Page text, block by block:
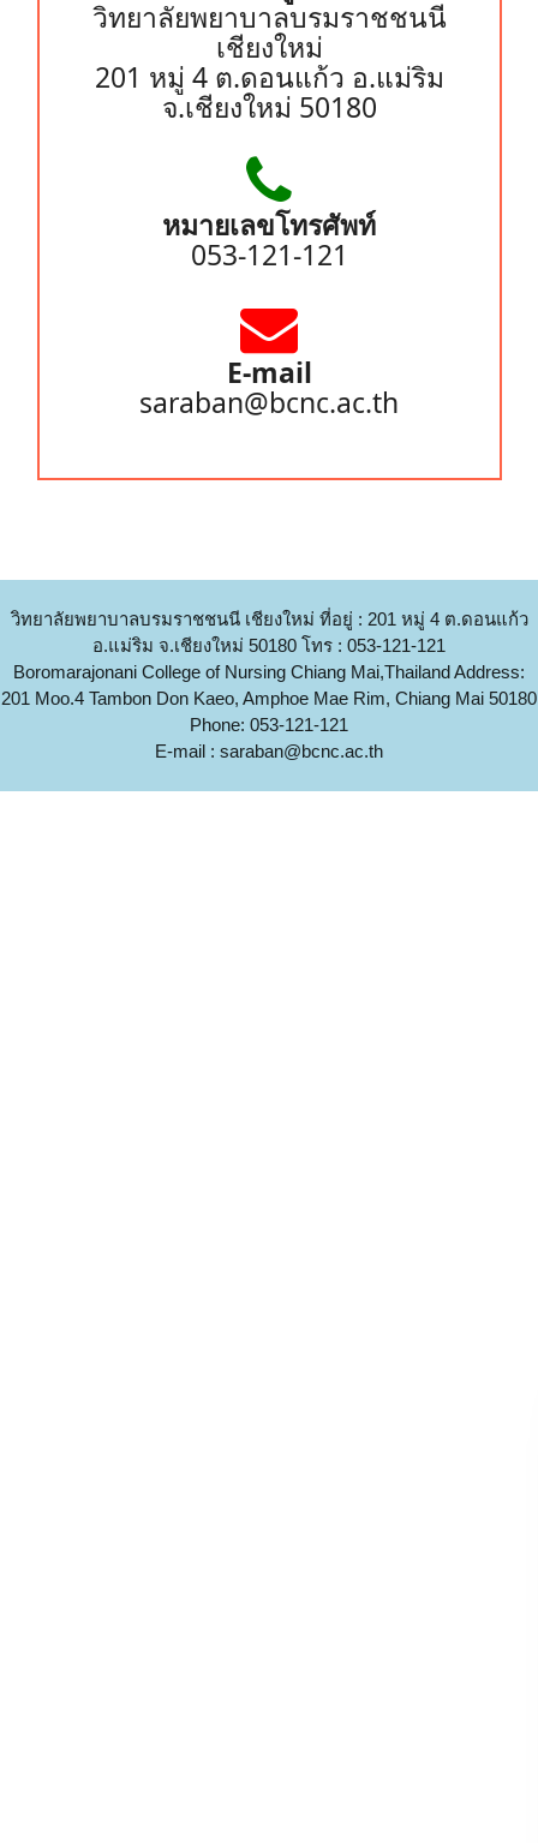
วิทยาลัยพยาบาลบรมราชชนนี
เชียงใหม่
201 หมู่ 4 ต.ดอนแก้ว อ.แม่ริม
จ.เชียงใหม่ 50180
หมายเลขโทรศัพท์
053-121-121
E-mail
saraban@bcnc.ac.th
วิทยาลัยพยาบาลบรมราชชนนี เชียงใหม่ ที่อยู่ : 201 หมู่ 4 ต.ดอนแก้ว
อ.แม่ริม จ.เชียงใหม่ 50180 โทร : 053-121-121
Boromarajonani College of Nursing Chiang Mai,Thailand Address:
201 Moo.4 Tambon Don Kaeo, Amphoe Mae Rim, Chiang Mai 50180
Phone: 053-121-121
E-mail : saraban@bcnc.ac.th